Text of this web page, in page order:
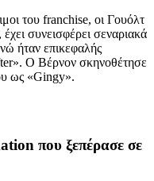
του franchise, οι Γουόλτ
συνεισφέρει σεναριακά
ήταν επικεφαλής
Ο Βέρνον σκηνοθέτησε
ως «Gingy».
που ξεπέρασε σε